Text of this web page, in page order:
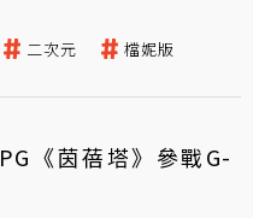
二次元 檔妮版
《茵蓓塔》參戰G-